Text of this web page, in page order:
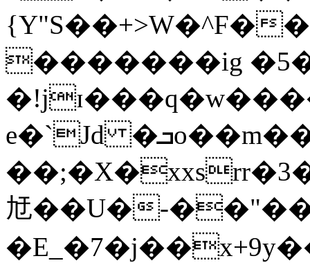
{Y"S��+>W�^F�
�������ig
e�`Jd �ܒo��m��1��d|
㝼��U�-